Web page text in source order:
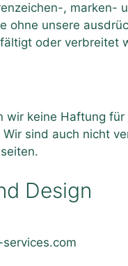
, marken-
ohne unsere
oder verbreitet
wir keine Haftung
sind auch nicht
Design